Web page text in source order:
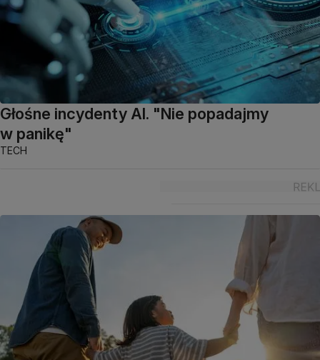
Głośne incydenty AI. "Nie popadajmy
w panikę"
TECH